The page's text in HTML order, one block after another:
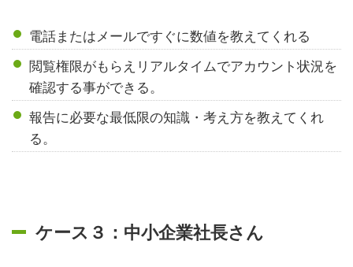
電話またはメールですぐに数値を教えてくれる
閲覧権限がもらえリアルタイムでアカウント状況を
確認する事ができる。
報告に必要な最低限の知識・考え方を教えてくれ
る。
ケース３：中小企業社長さん